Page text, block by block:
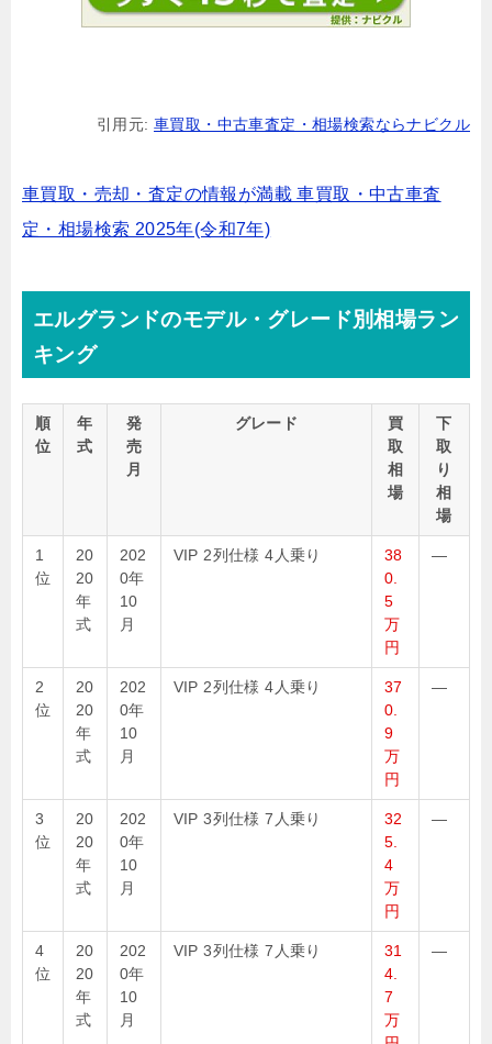
引用元: 車買取・中古車査定・相場検索ならナビクル
車買取・売却・査定の情報が満載 車買取・中古車査
定・相場検索 2025年(令和7年)
エルグランドのモデル・グレード別相場ラン
キング
順
位
年
式
発
売
月
グレード
買
取
相
場
下
取
り
相
場
1
位
20
20
年
式
202
0年
10
月
VIP 2列仕様 4人乗り
38
0.
5
万
円
—
2
位
20
20
年
式
202
0年
10
月
VIP 2列仕様 4人乗り
37
0.
9
万
円
—
3
位
20
20
年
式
202
0年
10
月
VIP 3列仕様 7人乗り
32
5.
4
万
円
—
4
位
20
20
年
式
202
0年
10
月
VIP 3列仕様 7人乗り
31
4.
7
万
—